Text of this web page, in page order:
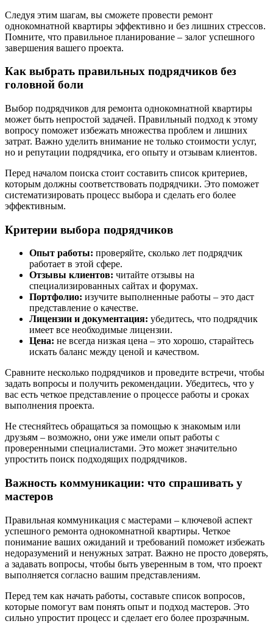
Следуя этим шагам, вы сможете провести ремонт
однокомнатной квартиры эффективно и без лишних стрессов.
Помните, что правильное планирование – залог успешного
завершения вашего проекта.
Как выбрать правильных подрядчиков без
головной боли
Выбор подрядчиков для ремонта однокомнатной квартиры
может быть непростой задачей. Правильный подход к этому
вопросу поможет избежать множества проблем и лишних
затрат. Важно уделить внимание не только стоимости услуг,
но и репутации подрядчика, его опыту и отзывам клиентов.
Перед началом поиска стоит составить список критериев,
которым должны соответствовать подрядчики. Это поможет
систематизировать процесс выбора и сделать его более
эффективным.
Критерии выбора подрядчиков
Опыт работы: проверяйте, сколько лет подрядчик
работает в этой сфере.
Отзывы клиентов: читайте отзывы на
специализированных сайтах и форумах.
Портфолио: изучите выполненные работы – это даст
представление о качестве.
Лицензии и документация: убедитесь, что подрядчик
имеет все необходимые лицензии.
Цена: не всегда низкая цена – это хорошо, старайтесь
искать баланс между ценой и качеством.
Сравните несколько подрядчиков и проведите встречи, чтобы
задать вопросы и получить рекомендации. Убедитесь, что у
вас есть четкое представление о процессе работы и сроках
выполнения проекта.
Не стесняйтесь обращаться за помощью к знакомым или
друзьям – возможно, они уже имели опыт работы с
проверенными специалистами. Это может значительно
упростить поиск подходящих подрядчиков.
Важность коммуникации: что спрашивать у
мастеров
Правильная коммуникация с мастерами – ключевой аспект
успешного ремонта однокомнатной квартиры. Четкое
понимание ваших ожиданий и требований поможет избежать
недоразумений и ненужных затрат. Важно не просто доверять,
а задавать вопросы, чтобы быть уверенным в том, что проект
выполняется согласно вашим представлениям.
Перед тем как начать работы, составьте список вопросов,
которые помогут вам понять опыт и подход мастеров. Это
сильно упростит процесс и сделает его более прозрачным.